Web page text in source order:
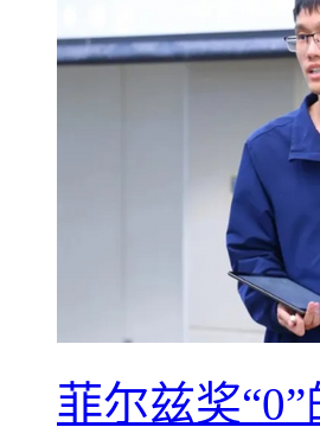
菲尔兹奖